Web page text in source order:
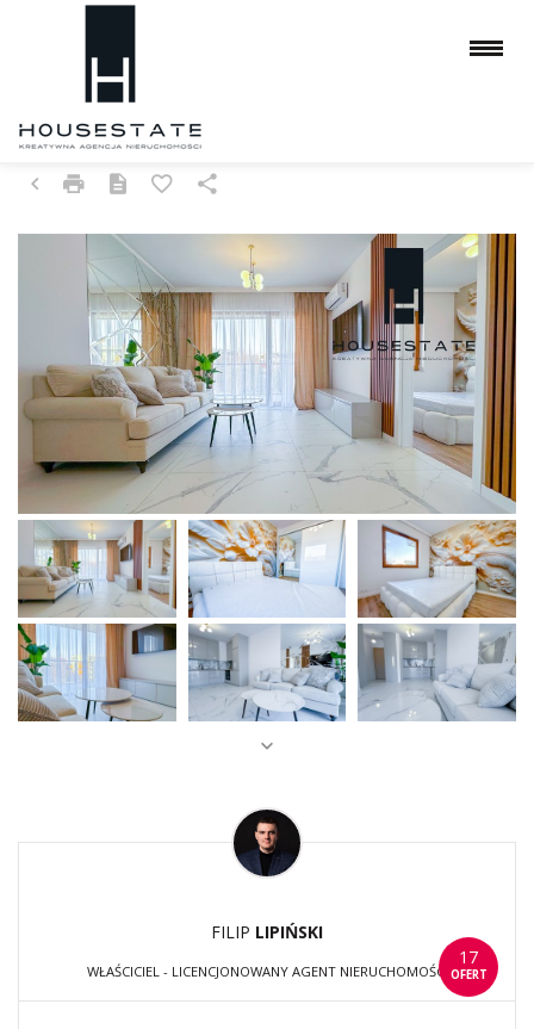
CZĘSTOCHOWA, PARKITKA
17
OFERT
FILIP LIPIŃSKI
WŁAŚCICIEL - LICENCJONOWANY AGENT NIERUCHOMOŚCI